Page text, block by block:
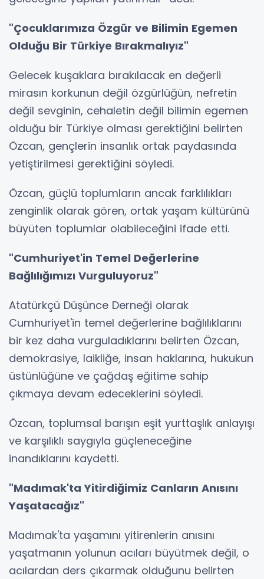
"Çocuklarımıza Özgür ve Bilimin Egemen
Olduğu Bir Türkiye Bırakmalıyız"
Gelecek kuşaklara bırakılacak en değerli
mirasın korkunun değil özgürlüğün, nefretin
değil sevginin, cehaletin değil bilimin egemen
olduğu bir Türkiye olması gerektiğini belirten
Özcan, gençlerin insanlık ortak paydasında
yetiştirilmesi gerektiğini söyledi.
Özcan, güçlü toplumların ancak farklılıkları
zenginlik olarak gören, ortak yaşam kültürünü
büyüten toplumlar olabileceğini ifade etti.
"Cumhuriyet'in Temel Değerlerine
Bağlılığımızı Vurguluyoruz"
Atatürkçü Düşünce Derneği olarak
Cumhuriyet'in temel değerlerine bağlılıklarını
bir kez daha vurguladıklarını belirten Özcan,
demokrasiye, laikliğe, insan haklarına, hukukun
üstünlüğüne ve çağdaş eğitime sahip
çıkmaya devam edeceklerini söyledi.
Özcan, toplumsal barışın eşit yurttaşlık anlayışı
ve karşılıklı saygıyla güçleneceğine
inandıklarını kaydetti.
"Madımak'ta Yitirdiğimiz Canların Anısını
Yaşatacağız"
Madımak'ta yaşamını yitirenlerin anısını
yaşatmanın yolunun acıları büyütmek değil, o
acılardan ders çıkarmak olduğunu belirten